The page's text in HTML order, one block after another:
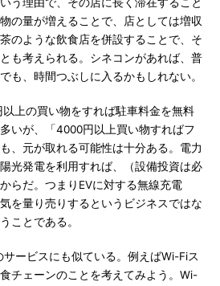
の量が増えることで、店としては増収
のような飲食店を併設することで、そ
も考えられる。シネコンがあれば、普
も、時間つぶしに入るかもしれない。
上の買い物をすれば駐車料金を無料
いが、「4000円以上買い物すればフ
、元が取れる可能性は十分ある。電力
光発電を利用すれば、（設備投資は必
らだ。つまりEVに対する無線充電
を量り売りするというビジネスではな
ことである。
ービスにも似ている。例えばWi-Fiス
チェーンのことを考えてみよう。Wi-